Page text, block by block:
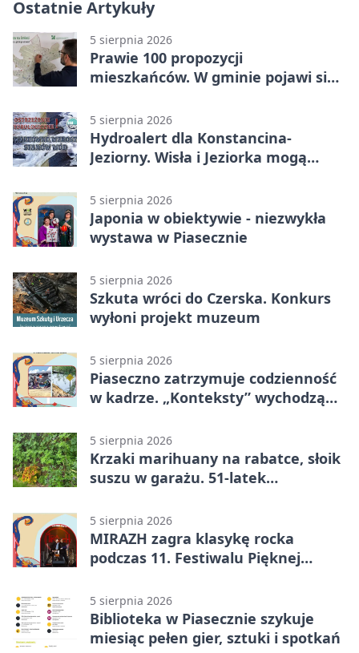
Ostatnie Artykuły
5 sierpnia 2026
Prawie 100 propozycji
mieszkańców. W gminie pojawi się
5 sierpnia 2026
Hydroalert dla Konstancina-
Jeziorny. Wisła i Jeziorka mogą
5 sierpnia 2026
Japonia w obiektywie - niezwykła
wystawa w Piasecznie
5 sierpnia 2026
Szkuta wróci do Czerska. Konkurs
wyłoni projekt muzeum
5 sierpnia 2026
Piaseczno zatrzymuje codzienność
w kadrze. „Konteksty” wychodzą
5 sierpnia 2026
Krzaki marihuany na rabatce, słoik
suszu w garażu. 51-latek
5 sierpnia 2026
MIRAZH zagra klasykę rocka
podczas 11. Festiwalu Pięknej
5 sierpnia 2026
Biblioteka w Piasecznie szykuje
miesiąc pełen gier, sztuki i spotkań